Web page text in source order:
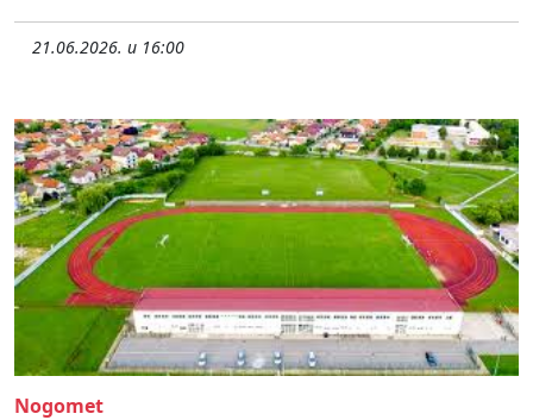
21.06.2026. u 16:00
Nogomet